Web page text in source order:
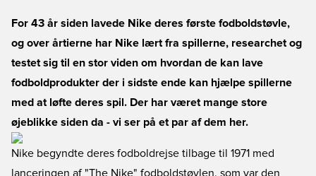
For 43 år siden lavede Nike deres første fodboldstøvle,
og over årtierne har Nike lært fra spillerne, researchet og
testet sig til en stor viden om hvordan de kan lave
fodboldprodukter der i sidste ende kan hjælpe spillerne
med at løfte deres spil. Der har været mange store
øjeblikke siden da - vi ser på et par af dem her.
Nike begyndte deres fodboldrejse tilbage til 1971 med
lanceringen af "The Nike" fodboldstøvlen, som var den